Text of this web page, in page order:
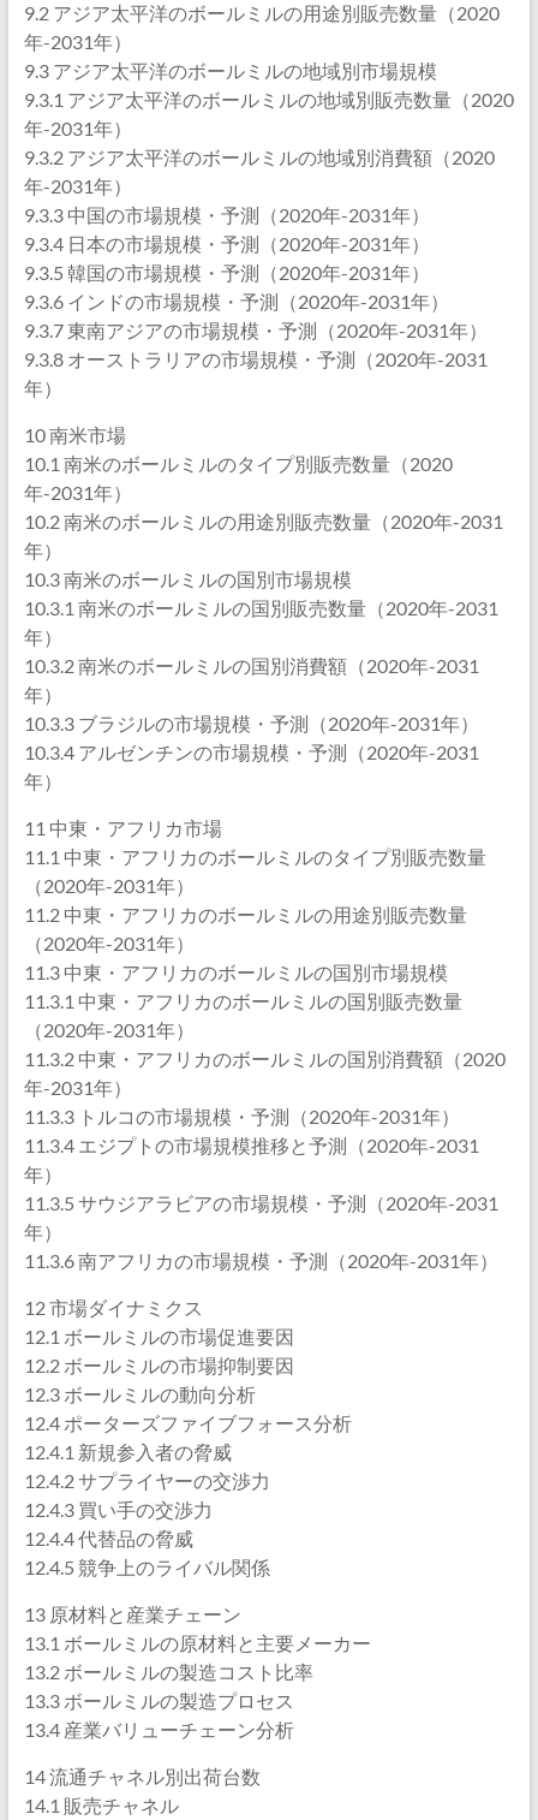
9.2 アジア太平洋のボールミルの用途別販売数量（2020
年-2031年）
9.3 アジア太平洋のボールミルの地域別市場規模
9.3.1 アジア太平洋のボールミルの地域別販売数量（2020
年-2031年）
9.3.2 アジア太平洋のボールミルの地域別消費額（2020
年-2031年）
9.3.3 中国の市場規模・予測（2020年-2031年）
9.3.4 日本の市場規模・予測（2020年-2031年）
9.3.5 韓国の市場規模・予測（2020年-2031年）
9.3.6 インドの市場規模・予測（2020年-2031年）
9.3.7 東南アジアの市場規模・予測（2020年-2031年）
9.3.8 オーストラリアの市場規模・予測（2020年-2031
年）
10 南米市場
10.1 南米のボールミルのタイプ別販売数量（2020
年-2031年）
10.2 南米のボールミルの用途別販売数量（2020年-2031
年）
10.3 南米のボールミルの国別市場規模
10.3.1 南米のボールミルの国別販売数量（2020年-2031
年）
10.3.2 南米のボールミルの国別消費額（2020年-2031
年）
10.3.3 ブラジルの市場規模・予測（2020年-2031年）
10.3.4 アルゼンチンの市場規模・予測（2020年-2031
年）
11 中東・アフリカ市場
11.1 中東・アフリカのボールミルのタイプ別販売数量
（2020年-2031年）
11.2 中東・アフリカのボールミルの用途別販売数量
（2020年-2031年）
11.3 中東・アフリカのボールミルの国別市場規模
11.3.1 中東・アフリカのボールミルの国別販売数量
（2020年-2031年）
11.3.2 中東・アフリカのボールミルの国別消費額（2020
年-2031年）
11.3.3 トルコの市場規模・予測（2020年-2031年）
11.3.4 エジプトの市場規模推移と予測（2020年-2031
年）
11.3.5 サウジアラビアの市場規模・予測（2020年-2031
年）
11.3.6 南アフリカの市場規模・予測（2020年-2031年）
12 市場ダイナミクス
12.1 ボールミルの市場促進要因
12.2 ボールミルの市場抑制要因
12.3 ボールミルの動向分析
12.4 ポーターズファイブフォース分析
12.4.1 新規参入者の脅威
12.4.2 サプライヤーの交渉力
12.4.3 買い手の交渉力
12.4.4 代替品の脅威
12.4.5 競争上のライバル関係
13 原材料と産業チェーン
13.1 ボールミルの原材料と主要メーカー
13.2 ボールミルの製造コスト比率
13.3 ボールミルの製造プロセス
13.4 産業バリューチェーン分析
14 流通チャネル別出荷台数
14.1 販売チャネル